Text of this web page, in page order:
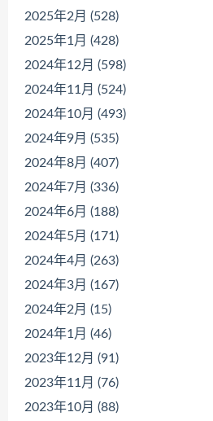
2025年2月 (528)
2025年1月 (428)
2024年12月 (598)
2024年11月 (524)
2024年10月 (493)
2024年9月 (535)
2024年8月 (407)
2024年7月 (336)
2024年6月 (188)
2024年5月 (171)
2024年4月 (263)
2024年3月 (167)
2024年2月 (15)
2024年1月 (46)
2023年12月 (91)
2023年11月 (76)
2023年10月 (88)